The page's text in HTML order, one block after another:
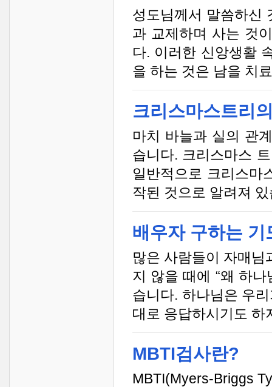
성도님께서 말씀하신
과 교제하며 사는 것
다. 이러한 신앙생활
을 하는 것은 남을 치
크리스마스트리
마치 바늘과 실의 관
습니다. 크리스마스
일반적으로 크리스마
작된 것으로 알려져
배우자 구하는 기
많은 사람들이 자매님
지 않을 때에 “왜 하
습니다. 하나님은 우
대로 응답하시기도 하
MBTI검사란?
MBTI(Myers-Briggs